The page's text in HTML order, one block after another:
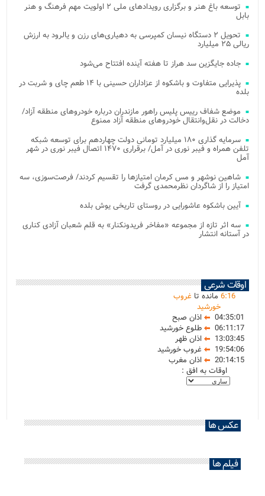
توسعه باغ هنر و برگزاری رویدادهای ملی ۲ اولویت مهم فرهنگ و هنر
بابل
تحویل ۲ دستگاه نیسان کمپرسی به دهیاری‌های رزن و یالرود به ارزش
ریالی ۲۵ میلیارد
جاده جایگزین سد هراز تا هفته آینده افتتاح می‌شود
پذیرایی متفاوت و باشکوه از عزاداران حسینی با ۱۴ طعم چای و شربت در
بلده
موضع شفاف رییس پلیس راهور مازندران درباره خودروهای منطقه آزاد/
دخالت در نقل‌وانتقال خودروهای منطقه آزاد ممنوع
سرمایه گذاری ۱۸۰ میلیارد تومانی دولت چهاردهم برای توسعه شبکه
تلفن همراه و فیبر نوری در آمل/ برقراری ۱۴۷۰ اتصال فیبر نوری در شهر
آمل
شاهین نوشهر و مس کرمان امتیازها را تقسیم کردند/ فرصت‌سوزی، سه
امتیاز را از شاگردان نظرمحمدی گرفت
آیین باشکوه عاشورایی در روستای تاریخی یوش بلده
سه اثر تازه از مجموعه «مفاخر فریدونکنار» به قلم شعبان آزادی کناری
در آستانه انتشار
اوقات شرعی
6:16 مانده تاغروب
خورشید
04:35:01
اذان صبح
06:11:17
طلوع خورشید
13:03:45
اذان ظهر
19:54:06
غروب خورشید
20:14:15
اذان مغرب
اوقات به افق :
عکس ها
فیلم ها